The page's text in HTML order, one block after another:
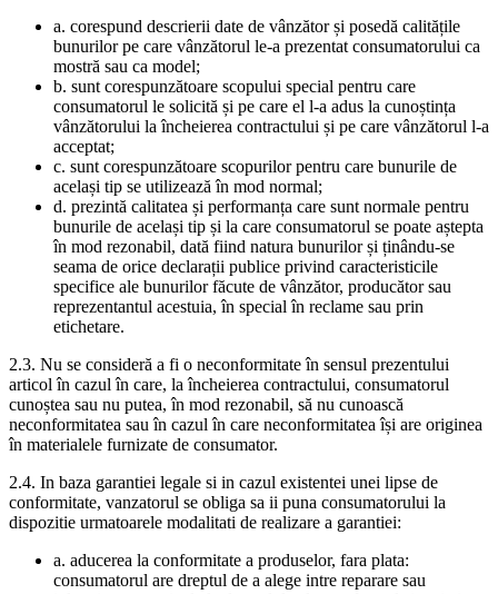
a. corespund descrierii date de vânzător și posedă calitățile
bunurilor pe care vânzătorul le-a prezentat consumatorului ca
mostră sau ca model;
b. sunt corespunzătoare scopului special pentru care
consumatorul le solicită și pe care el l-a adus la cunoștința
vânzătorului la încheierea contractului și pe care vânzătorul l-a
acceptat;
c. sunt corespunzătoare scopurilor pentru care bunurile de
același tip se utilizează în mod normal;
d. prezintă calitatea și performanța care sunt normale pentru
bunurile de același tip și la care consumatorul se poate aștepta
în mod rezonabil, dată fiind natura bunurilor și ținându-se
seama de orice declarații publice privind caracteristicile
specifice ale bunurilor făcute de vânzător, producător sau
reprezentantul acestuia, în special în reclame sau prin
etichetare.
2.3. Nu se consideră a fi o neconformitate în sensul prezentului
articol în cazul în care, la încheierea contractului, consumatorul
cunoștea sau nu putea, în mod rezonabil, să nu cunoască
neconformitatea sau în cazul în care neconformitatea își are originea
în materialele furnizate de consumator.
2.4. In baza garantiei legale si in cazul existentei unei lipse de
conformitate, vanzatorul se obliga sa ii puna consumatorului la
dispozitie urmatoarele modalitati de realizare a garantiei:
a. aducerea la conformitate a produselor, fara plata:
consumatorul are dreptul de a alege intre reparare sau